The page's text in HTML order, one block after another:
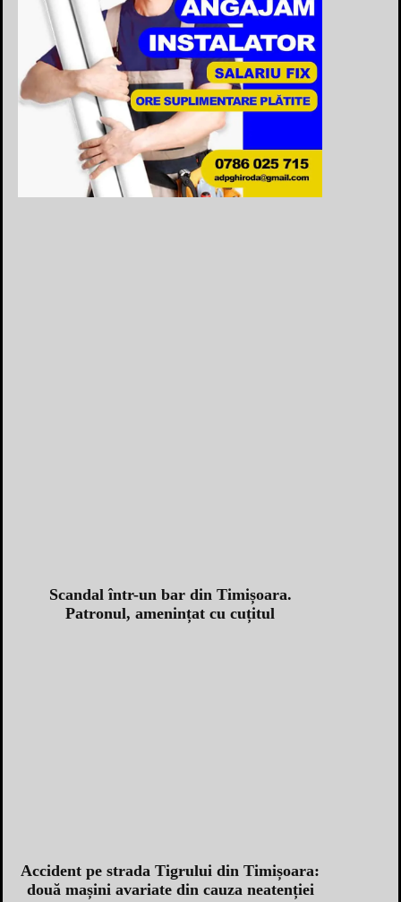
Scandal într-un bar din Timișoara.
Patronul, amenințat cu cuțitul
Accident pe strada Tigrului din Timișoara:
două mașini avariate din cauza neatenției